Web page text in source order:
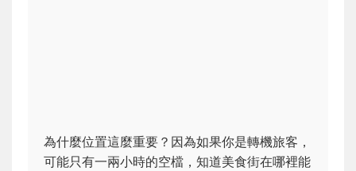
為什麼位置這麼重要？因為如果你是轉機旅客，
可能只有一兩小時的空檔，知道美食街在哪裡能